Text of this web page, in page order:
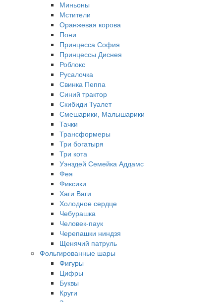
Миньоны
Мстители
Оранжевая корова
Пони
Принцесса София
Принцессы Диснея
Роблокс
Русалочка
Свинка Пеппа
Синий трактор
Скибиди Туалет
Смешарики, Малышарики
Тачки
Трансформеры
Три богатыря
Три кота
Уэнздей Семейка Аддамс
Фея
Фиксики
Хаги Ваги
Холодное сердце
Чебурашка
Человек-паук
Черепашки ниндзя
Щенячий патруль
Фольгированные шары
Фигуры
Цифры
Буквы
Круги